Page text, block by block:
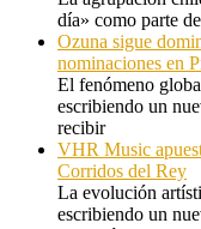
día» como parte
Ozuna sigue
nominaciones en
El fenómeno
escribiendo un
recibir
VHR Music
Corridos del Rey
La evolución
escribiendo un